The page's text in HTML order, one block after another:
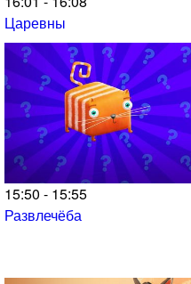
Царевны
15:50 - 15:55
Развлечёба